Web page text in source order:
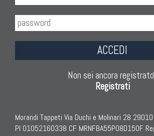
ACCEDI
Non sei ancora
Registrati
Morandi Tappeti Via Duchi e Molinari 28
PI 01052160338 CF MRNFBA55P08D150F